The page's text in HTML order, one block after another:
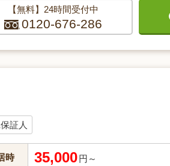
【無料】24時間受付中
0120-676-286
証人
時 35,000円～